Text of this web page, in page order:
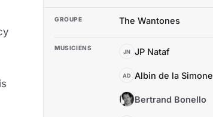
GROUPE The Wantones
MUSICIENS JN JP Nataf
AD Albin de la Simone
BB Bertrand Bonello